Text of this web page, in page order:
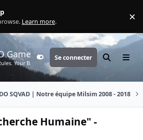
Learn more. ×
Games
Your Battle.Customizer
Se connecter Rechercher
Menu
SQVAD | Notre équipe Milsim 2008 - 2018
Humaine" -